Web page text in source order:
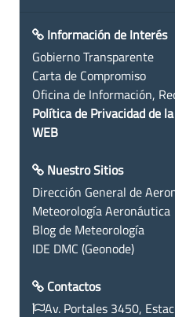
Información de Interés
Gobierno Transparente
Carta de Compromiso
Oficina de Información,
Política de Privacidad de
WEB
Nuestro Sitios
Dirección General de
Meteorología Aeronáutica
Blog de Meteorología
IDE DMC (Geonode)
Contactos
Av. Portales 3450,